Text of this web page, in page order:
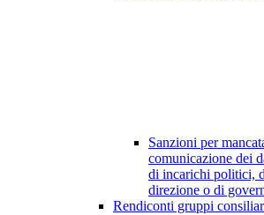
Sanzioni per
comunicazione dei
di incarichi politici,
direzione o di
Rendiconti gruppi